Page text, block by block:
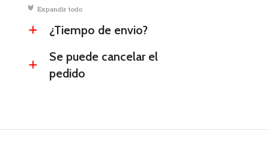
c Expandir todo
a ¿Tiempo de envio?
a
Se puede cancelar el
pedido